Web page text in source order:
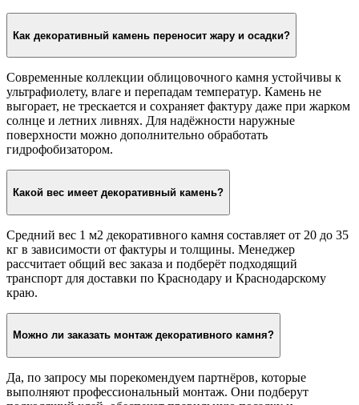
Как декоративный камень переносит жару и осадки?
Современные коллекции облицовочного камня устойчивы к
ультрафиолету, влаге и перепадам температур. Камень не
выгорает, не трескается и сохраняет фактуру даже при жарком
солнце и летних ливнях. Для надёжности наружные
поверхности можно дополнительно обработать
гидрофобизатором.
Какой вес имеет декоративный камень?
Средний вес 1 м2 декоративного камня составляет от 20 до 35
кг в зависимости от фактуры и толщины. Менеджер
рассчитает общий вес заказа и подберёт подходящий
транспорт для доставки по Краснодару и Краснодарскому
краю.
Можно ли заказать монтаж декоративного камня?
Да, по запросу мы порекомендуем партнёров, которые
выполняют профессиональный монтаж. Они подберут